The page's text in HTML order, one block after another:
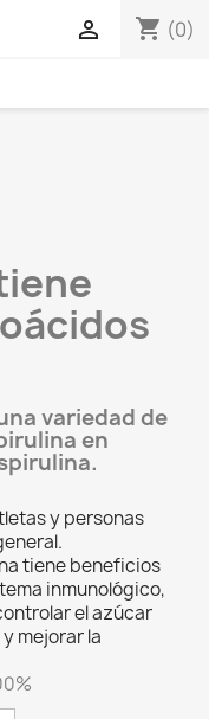
shopping_cart (0)

variedad de
en
y personas
tiene beneficios
inmunológico,
el azúcar
mejorar la